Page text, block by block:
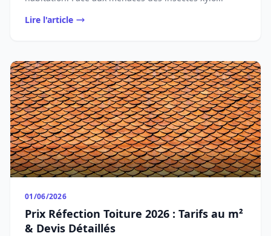
Lire l'article
01/06/2026
Prix Réfection Toiture 2026 : Tarifs au m²
& Devis Détaillés